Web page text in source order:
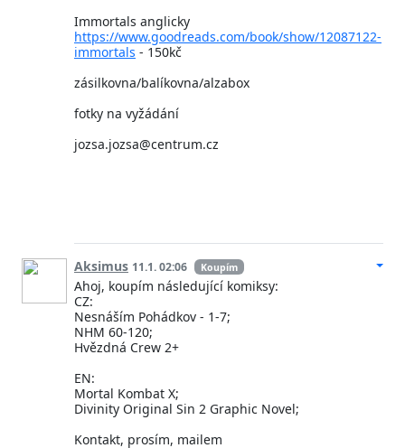
Immortals anglicky
https://www.goodreads.com/book/show/12087122-
immortals - 150kč
zásilkovna/balíkovna/alzabox
fotky na vyžádání
jozsa.jozsa@centrum.cz
Aksimus 11.1. 02:06 Koupím
Ahoj, koupím následující komiksy:
CZ:
Nesnáším Pohádkov - 1-7;
NHM 60-120;
Hvězdná Crew 2+
EN:
Mortal Kombat X;
Divinity Original Sin 2 Graphic Novel;
Kontakt, prosím, mailem